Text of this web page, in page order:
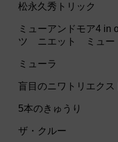
松永久秀トリック
ミューアンドモア4
ツ ニエット ミュー
ミューラ
盲目のニワトリエクス
5本のきゅうり
ザ・クルー